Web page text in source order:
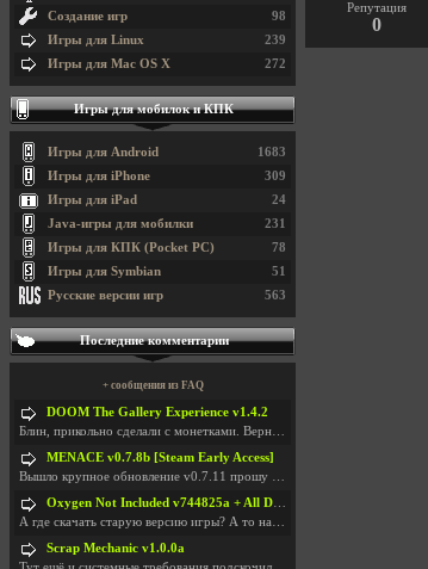
Репутация
0
98
Создание игр
239
Игры для Linux
272
Игры для Mac OS X
Игры для мобилок и КПК
1683
Игры для Android
309
Игры для iPhone
24
Игры для iPad
231
Java-игры для мобилки
78
Игры для КПК (Pocket PC)
51
Игры для Symbian
563
Русские версии игр
Последние комментарии
+ сообщения из FAQ
DOOM The Gallery Experience v1.4.2
Блин, прикольно сделали с монетками. Вернулся в св
MENACE v0.7.8b [Steam Early Access]
Вышло крупное обновление v0.7.11 прошу обновить
Oxygen Not Included v744825a + All DLC
А где скачать старую версию игры? А то на новой но
Scrap Mechanic v1.0.0a